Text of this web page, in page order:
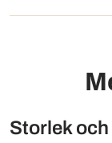
Storlek